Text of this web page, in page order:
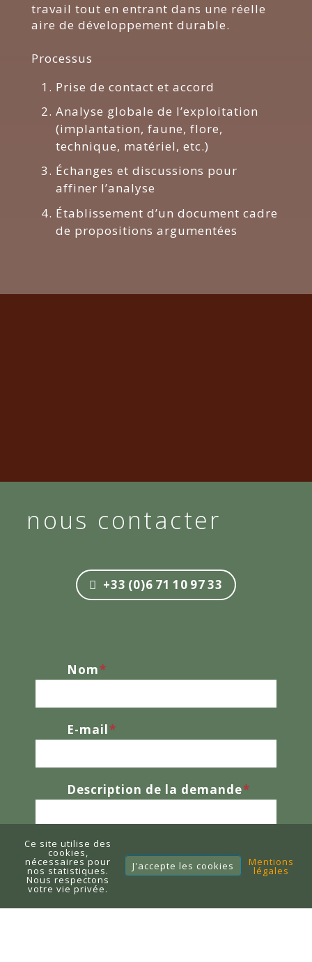
travail tout en entrant dans une réelle
aire de développement durable.
Processus
Prise de contact et accord
Analyse globale de l’exploitation
(implantation, faune, flore,
technique, matériel, etc.)
Échanges et discussions pour
affiner l’analyse
Établissement d’un document cadre
de propositions argumentées
nous contacter
+33 (0)6 71 10 97 33
Nom*
E-mail*
Description de la demande*
Ce site utilise des
cookies,
nécessaires pour
nos statistiques.
Nous respectons
votre vie privée.
J'accepte les cookies Mentions
légales